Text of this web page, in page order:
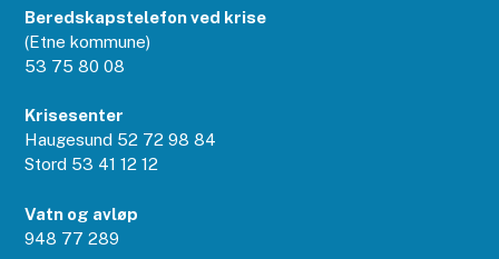
Beredskapstelefon ved krise
(Etne kommune)
53 75 80 08
Krisesenter
Haugesund 52 72 98 84
Stord 53 41 12 12
Vatn og avløp
948 77 289